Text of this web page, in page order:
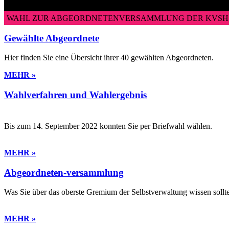
WAHL ZUR ABGEORDNETENVERSAMMLUNG DER KVSH
Gewählte Abgeordnete
Hier finden Sie eine Übersicht ihrer 40 gewählten Abgeordneten.
MEHR »
Wahlverfahren und Wahlergebnis
Bis zum 14. September 2022 konnten Sie per Briefwahl wählen.
MEHR »
Abgeordneten-versammlung
Was Sie über das oberste Gremium der Selbstverwaltung wissen
MEHR »